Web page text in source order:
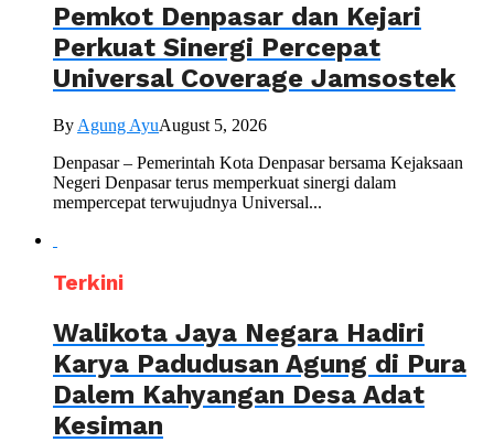
Pemkot Denpasar dan Kejari
Perkuat Sinergi Percepat
Universal Coverage Jamsostek
By Agung AyuAugust 5, 2026
Denpasar – Pemerintah Kota Denpasar bersama Kejaksaan
Negeri Denpasar terus memperkuat sinergi dalam
mempercepat terwujudnya Universal...
Terkini
Walikota Jaya Negara Hadiri
Karya Padudusan Agung di Pura
Dalem Kahyangan Desa Adat
Kesiman